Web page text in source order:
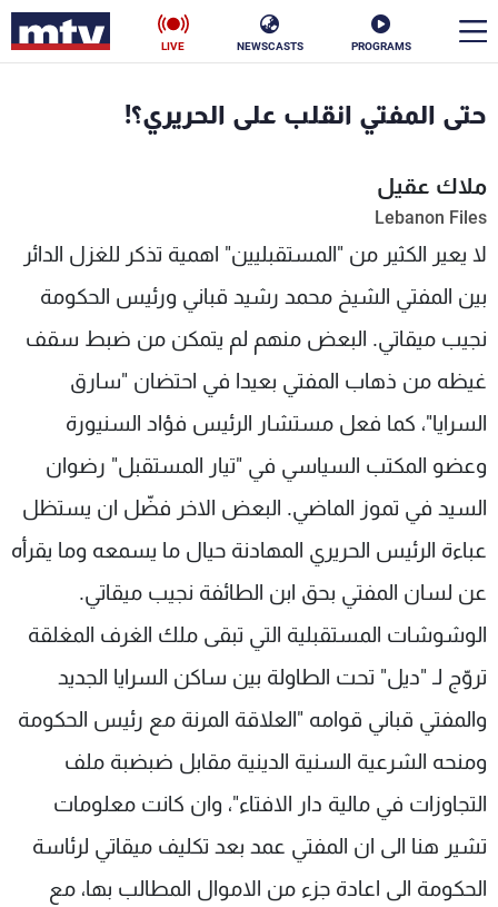
PROGRAMS
NEWSCASTS
LIVE
حتى المفتي انقلب على الحريري؟!
ملاك عقيل
Lebanon Files
لا يعير الكثير من "المستقبليين" اهمية تذكر للغزل الدائر
بين المفتي الشيخ محمد رشيد قباني ورئيس الحكومة
نجيب ميقاتي. البعض منهم لم يتمكن من ضبط سقف
غيظه من ذهاب المفتي بعيدا في احتضان "سارق
السرايا"، كما فعل مستشار الرئيس فؤاد السنيورة
وعضو المكتب السياسي في "تيار المستقبل" رضوان
السيد في تموز الماضي. البعض الاخر فضّل ان يستظل
عباءة الرئيس الحريري المهادنة حيال ما يسمعه وما يقرأه
عن لسان المفتي بحق ابن الطائفة نجيب ميقاتي.
الوشوشات المستقبلية التي تبقى ملك الغرف المغلقة
تروّج لـ "ديل" تحت الطاولة بين ساكن السرايا الجديد
والمفتي قباني قوامه "العلاقة المرنة مع رئيس الحكومة
ومنحه الشرعية السنية الدينية مقابل ضبضبة ملف
التجاوزات في مالية دار الافتاء"، وان كانت معلومات
تشير هنا الى ان المفتي عمد بعد تكليف ميقاتي لرئاسة
الحكومة الى اعادة جزء من الاموال المطالب بها، مع
الأخبار
إقتصاد فن
منوعات رياضة
كأس العالم
البرامج
شاهد البرامج
الترددات
عن MTV
الإنـتـاج
لاعلاناتكم
وظائف
تواصل معنا
شروط الإسـتخدام
سياسة الخصوصية